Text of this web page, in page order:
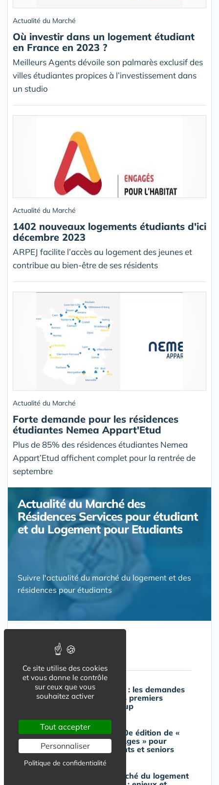
Actualité du Marché
Où investir dans un logement étudiant
en France en 2023 ?
Meilleurs Agents dévoile son palmarès exclusif des
villes étudiantes propices à l’investissement dans
un studio
Actualité du Marché
1402 nouveaux logements étudiants d'ici
décembre 2023
ARPEJ facilite l’accès au logement des jeunes et
contribue au bien-être de ses résidents
Actualité du Marché
Forte demande pour les résidences
étudiantes Nemea Appart'Etud
Plus de 85% des résidences étudiantes Nemea
Appart’Etud affichent complet pour la rentrée de
septembre
Actualité du Marché des
Résidences Services pour étudiant
et du Logement pour Etudiants
Suivre l'actualité du marché du logement et des
résidences pour étudiants
A lire aussi
Logement étudiant : les demandes
explosent après les premiers
résultats Parcoursup
Domitys lance la 10e édition de «
Générations Part'Âges » pour
rapprocher étudiants et seniors
L'évolution du marché du logement
Ce site utilise des cookies
et vous donne le contrôle
sur ceux que vous
souhaitez activer
Tout accepter
Personnaliser
Politique de confidentialité